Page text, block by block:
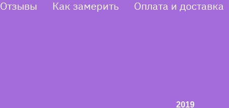
Отзывы Как замерить
Оплата и доставка